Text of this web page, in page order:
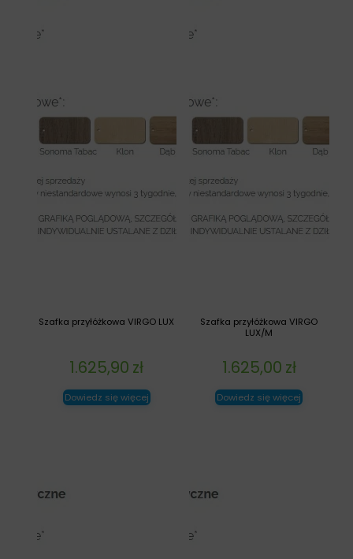
Szafka przyłóżkowa VIRGO
LUX/M
1.625,00 zł
Dowiedz się więcej
Szafka przyłóżkowa VIRGO LUX
1.625,90 zł
Dowiedz się więcej